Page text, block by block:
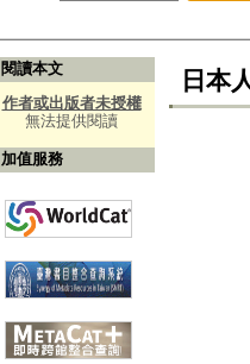
閱讀本文
作者或出版者未授權
無法提供閱讀
加值服務
日本